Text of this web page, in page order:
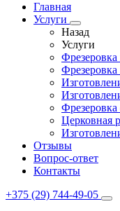
Главная
Услуги
Назад
Услуги
Фрезеровка
Фрезеровка
Фрезеровка
Церковная
Отзывы
Вопрос-ответ
Контакты
+375 (29) 744-49-05